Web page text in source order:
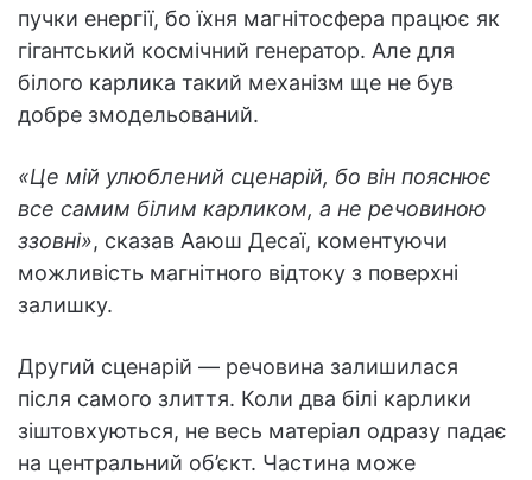
пучки енергії, бо їхня магнітосфера працює як
гігантський космічний генератор. Але для
білого карлика такий механізм ще не був
добре змодельований.
«Це мій улюблений сценарій, бо він пояснює
все самим білим карликом, а не речовиною
ззовні», сказав Ааюш Десаї, коментуючи
можливість магнітного відтоку з поверхні
залишку.
Другий сценарій — речовина залишилася
після самого злиття. Коли два білі карлики
зіштовхуються, не весь матеріал одразу падає
на центральний об’єкт. Частина може